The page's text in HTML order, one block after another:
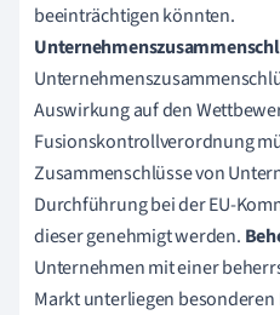
beeinträchtigen könnten.
Auswirkung auf den
Fusionskontrollverordnung
Zusammenschlüsse von
Durchführung bei der EU-
dieser genehmigt werden.
Unternehmen mit einer
Markt unterliegen besonderen